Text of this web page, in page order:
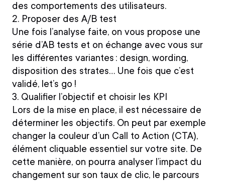
des comportements des utilisateurs.
2. Proposer des A/B test
Une fois l’analyse faite, on vous propose une
série d’AB tests et on échange avec vous sur
les différentes variantes : design, wording,
disposition des strates… Une fois que c’est
validé, let’s go !
3. Qualifier l’objectif et choisir les KPI
Lors de la mise en place, il est nécessaire de
déterminer les objectifs. On peut par exemple
changer la couleur d’un Call to Action (CTA),
élément cliquable essentiel sur votre site. De
cette manière, on pourra analyser l’impact du
changement sur son taux de clic, le parcours